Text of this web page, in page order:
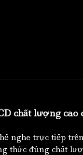
chất lượng cao
nghe trực tiếp
thức đúng chất